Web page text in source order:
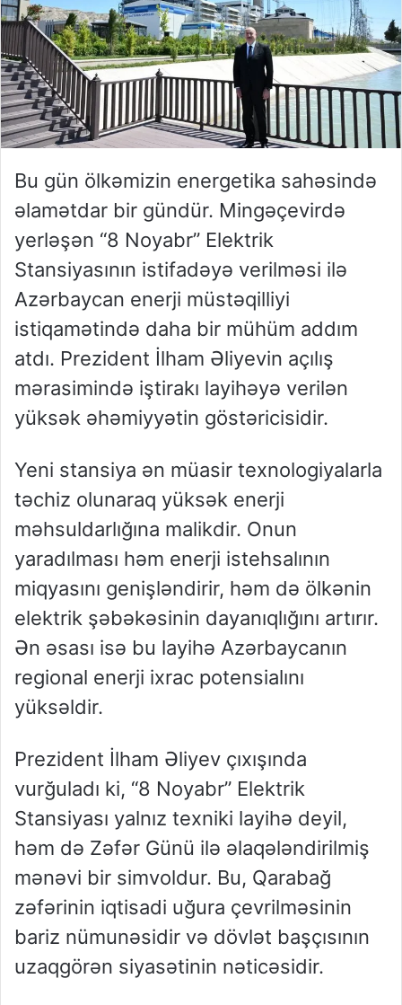
Bu gün ölkəmizin energetika sahəsində
əlamətdar bir gündür. Mingəçevirdə
yerləşən “8 Noyabr” Elektrik
Stansiyasının istifadəyə verilməsi ilə
Azərbaycan enerji müstəqilliyi
istiqamətində daha bir mühüm addım
atdı. Prezident İlham Əliyevin açılış
mərasimində iştirakı layihəyə verilən
yüksək əhəmiyyətin göstəricisidir.
Yeni stansiya ən müasir texnologiyalarla
təchiz olunaraq yüksək enerji
məhsuldarlığına malikdir. Onun
yaradılması həm enerji istehsalının
miqyasını genişləndirir, həm də ölkənin
elektrik şəbəkəsinin dayanıqlığını artırır.
Ən əsası isə bu layihə Azərbaycanın
regional enerji ixrac potensialını
yüksəldir.
Prezident İlham Əliyev çıxışında
vurğuladı ki, “8 Noyabr” Elektrik
Stansiyası yalnız texniki layihə deyil,
həm də Zəfər Günü ilə əlaqələndirilmiş
mənəvi bir simvoldur. Bu, Qarabağ
zəfərinin iqtisadi uğura çevrilməsinin
bariz nümunəsidir və dövlət başçısının
uzaqgörən siyasətinin nəticəsidir.